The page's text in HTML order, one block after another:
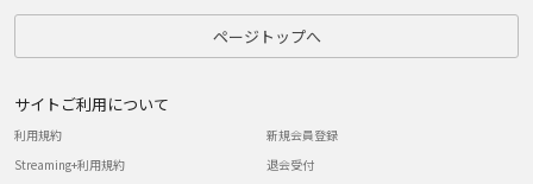
ページトップへ
サイトご利用について
利用規約
Streaming+利用規約
新規会員登録
退会受付